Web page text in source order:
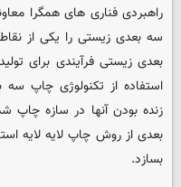
راهبردی فناری های همگرا
سه بعدی زیستی را یکی از
بعدی زیستی فرآیندی برای
استفاده از تکنولوژی چاپ
زنده بودن آنها در سازه
بعدی از روش چاپ لایه لایه
بسازد.